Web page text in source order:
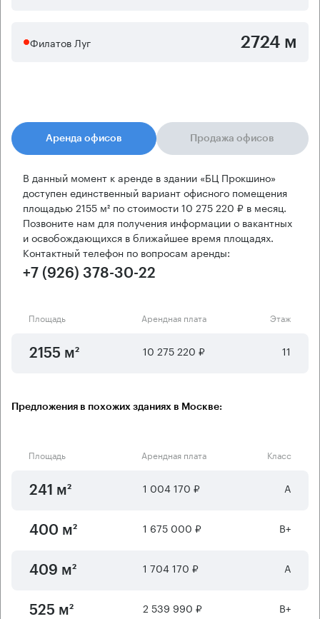
Филатов Луг 2724 м
Аренда офисов Продажа офисов
В данный момент к аренде в здании «БЦ Прокшино»
доступен единственный вариант офисного помещения
площадью 2155 м² по стоимости 10 275 220 ₽ в месяц.
Позвоните нам для получения информации о вакантных
и освобождающихся в ближайшее время площадях.
Контактный телефон по вопросам аренды:
+7 (926) 378-30-22
Площадь Арендная плата Этаж
2155 м² 10 275 220 ₽ 11
Предложения в похожих зданиях в Москве:
Площадь Арендная плата Класс
241 м² 1 004 170 ₽ А
400 м² 1 675 000 ₽ B+
409 м² 1 704 170 ₽ А
525 м² 2 539 990 ₽ B+